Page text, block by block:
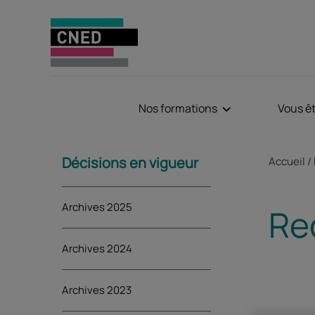
Nos formations Vous
Accueil
Décisions en vigueur
Archives 2025
Archives 2024
Archives 2023